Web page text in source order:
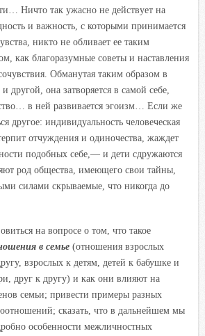
Ничто так ужасно не действует на
и важность, с которыми принимается
никто не обливает ее таким
как благоразумные советы и наставления
Обманутая таким образом в
другой, она затворяется в самой себе,
в ней развивается эгоизм… Если же
другое: индивидуальность человеческая
отчуждения и одиночества, жаждет
подобных себе,— и дети сдружаются
род общества, имеющего свои тайны,
силами скрываемые, что никогда до
на вопросе о том, что такое
в семье (отношения взрослых
взрослых к детям, детей к бабушке и
друг к другу) и как они влияют на
семьи; привести примеры разных
сказать, что в дальнейшем мы
особенности межличностных